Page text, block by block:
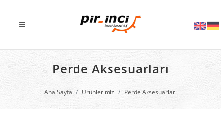
Perde Aksesuarları
Ana Sayfa Ürünlerimiz Perde Aksesuarları